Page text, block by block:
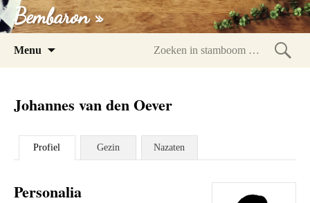
Bembaron »
Menu
Johannes van den Oever
Profiel Gezin Nazaten
Personalia